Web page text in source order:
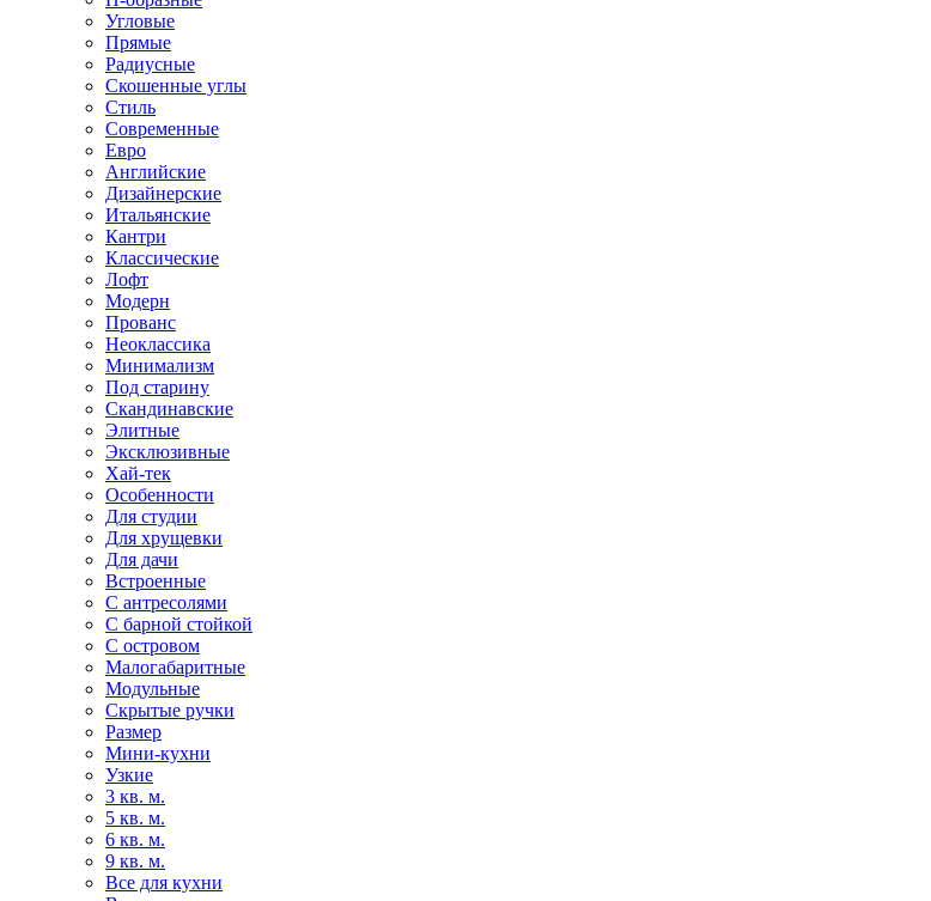
Угловые
Прямые
Радиусные
Скошенные углы
Стиль
Современные
Евро
Английские
Дизайнерские
Итальянские
Кантри
Классические
Лофт
Модерн
Прованс
Неоклассика
Минимализм
Под старину
Скандинавские
Элитные
Эксклюзивные
Хай-тек
Особенности
Для студии
Для хрущевки
Для дачи
Встроенные
С антресолями
С барной стойкой
С островом
Малогабаритные
Модульные
Скрытые ручки
Размер
Мини-кухни
Узкие
3 кв. м.
5 кв. м.
6 кв. м.
9 кв. м.
Все для кухни